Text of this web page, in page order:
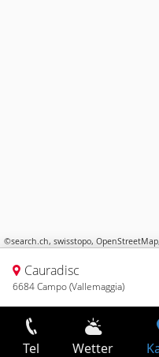
©search.ch, swisstopo, OpenStreetMap,
Cauradisc
6684 Campo (Vallemaggia)
Tel Wetter